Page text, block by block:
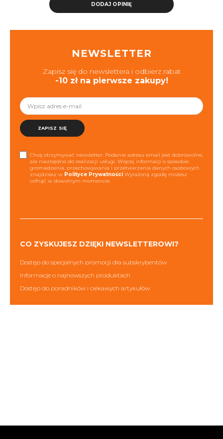
DODAJ OPINIĘ
NEWSLETTER
Zapisz się do newslettera i odbierz rabat
-10 zł na pierwsze zakupy!
ZAPISZ SIĘ
Chcę otrzymywać newsletter. Podanie adresu email jest dobrowolne,
ale niezbędne do realizacji usługi. Więcej informacji o sposobie
gromadzenia, przechowywania i przetwarzania danych osobowych
znajdziesz w Polityce Prywatności Wyrażoną zgodę możesz
cofnąć w dowolnym momencie.
CO ZYSKUJESZ DZIĘKI NEWSLETTEROWI?
Dostęp do specjalnych promocji dla subskrybentów
Informacje o najnowszych produktach
Dostęp do poradników i ciekawych artykułów